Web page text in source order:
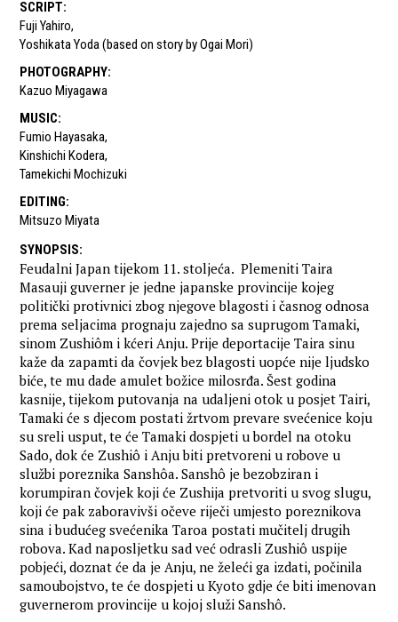
SCRIPT:
Fuji Yahiro,
Yoshikata Yoda (based on story by Ogai Mori)
PHOTOGRAPHY:
Kazuo Miyagawa
MUSIC:
Fumio Hayasaka,
Kinshichi Kodera,
Tamekichi Mochizuki
EDITING:
Mitsuzo Miyata
SYNOPSIS:
Feudalni Japan tijekom 11. stoljeća. Plemeniti Taira
Masauji guverner je jedne japanske provincije kojeg
politički protivnici zbog njegove blagosti i časnog odnosa
prema seljacima prognaju zajedno sa suprugom Tamaki,
sinom Zushiôm i kćeri Anju. Prije deportacije Taira sinu
kaže da zapamti da čovjek bez blagosti uopće nije ljudsko
biće, te mu dade amulet božice milosrđa. Šest godina
kasnije, tijekom putovanja na udaljeni otok u posjet Tairi,
Tamaki će s djecom postati žrtvom prevare svećenice koju
su sreli usput, te će Tamaki dospjeti u bordel na otoku
Sado, dok će Zushiô i Anju biti pretvoreni u robove u
službi poreznika Sanshôa. Sanshô je bezobziran i
korumpiran čovjek koji će Zushija pretvoriti u svog slugu,
koji će pak zaboravivši očeve riječi umjesto poreznikova
sina i budućeg svećenika Taroa postati mučitelj drugih
robova. Kad naposljetku sad već odrasli Zushiô uspije
pobjeći, doznat će da je Anju, ne želeći ga izdati, počinila
samoubojstvo, te će dospjeti u Kyoto gdje će biti imenovan
guvernerom provincije u kojoj služi Sanshô.